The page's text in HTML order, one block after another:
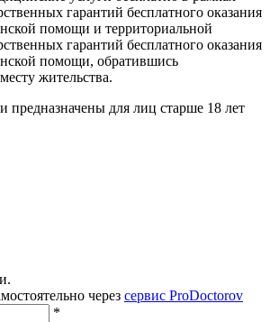
гарантий бесплатного оказания
помощи и территориальной
гарантий бесплатного оказания
помощи, обратившись
жительства.
предназначены для лиц старше 18 лет
через сервис ProDoctorov
*